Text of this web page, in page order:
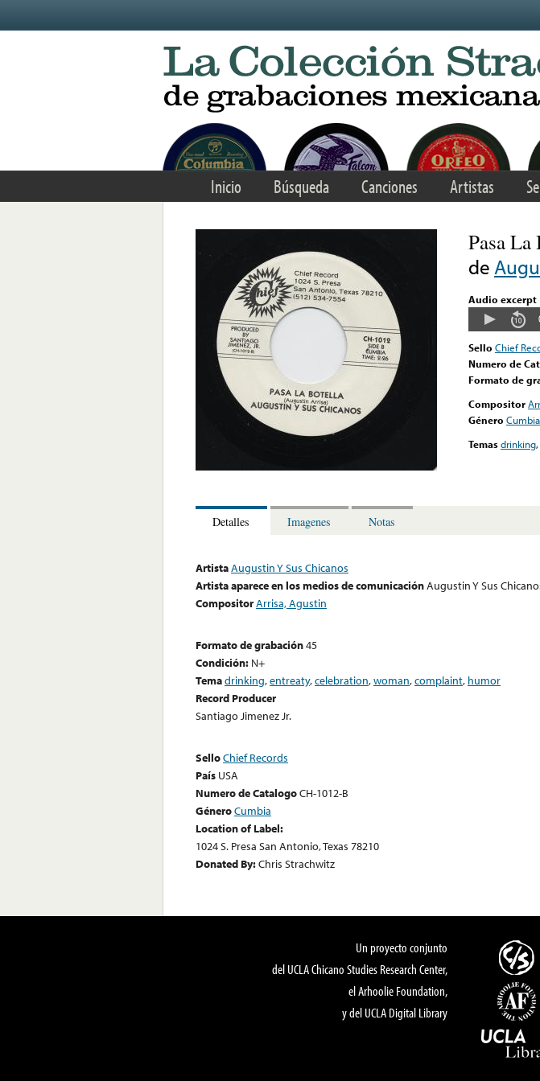
Inicio Búsqueda Canciones Artistas
Pasa
de
Audio excerpt
Sello Chief
Numero de
Formato de
Compositor
Género Cumbia
Temasdrinking,
Detalles Imagenes Notas
ArtistaAugustin Y Sus Chicanos
Artista aparece en los medios de comunicaciónAugustin Y Sus
CompositorArrisa, Agustin
Formato de grabación45
Condición: N+
Temadrinking,entreaty,celebration,woman,complaint, humor
Record Producer
Santiago Jimenez Jr.
SelloChief Records
País USA
Numero de CatalogoCH-1012-B
GéneroCumbia
Location of Label:
1024 S. Presa San Antonio, Texas 78210
Donated By:Chris Strachwitz
Un proyecto conjunto
del UCLA Chicano Studies Research Center,
el Arhoolie Foundation,
y del UCLA Digital Library